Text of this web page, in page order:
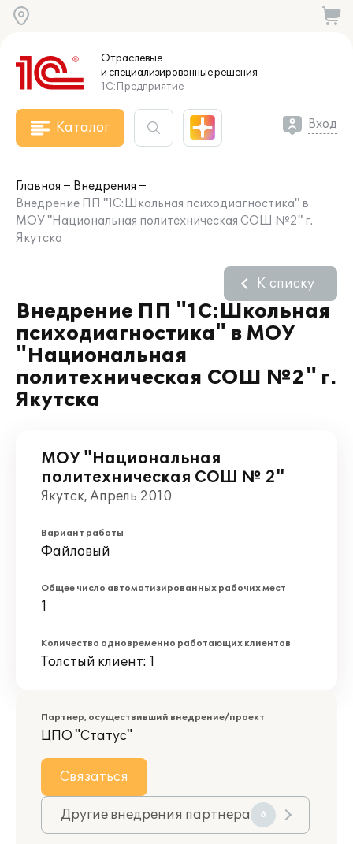
Отраслевые
и специализированныерешения
1С:Предприятие
Каталог Вход
Главная
Внедрения
Внедрение ПП "1С:Школьная психодиагностика" в
МОУ "Национальная политехническая СОШ №2" г.
Якутска
Внедрение ПП "1С:Школьная
психодиагностика" в МОУ
"Национальная
политехническая СОШ №2" г.
Якутска
К списку
МОУ "Национальная
политехническая СОШ № 2"
Якутск, Апрель 2010
Вариант работы
Файловый
Общее число автоматизированных рабочих мест
1
Количество одновременно работающих клиентов
Толстый клиент: 1
Партнер, осуществивший внедрение/проект
ЦПО "Статус"
Связаться
Другие внедрения партнера 6